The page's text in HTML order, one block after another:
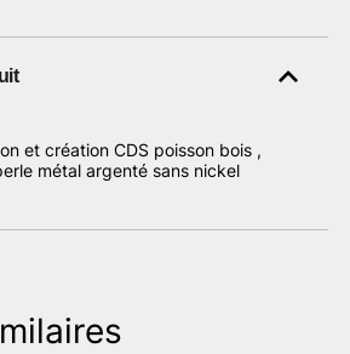
et création CDS poisson bois ,
métal argenté sans nickel